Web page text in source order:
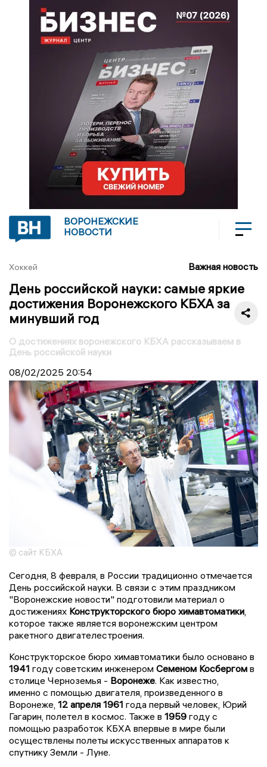
ВОРОНЕЖСКИЕ
НОВОСТИ
Хоккей Важная новость
День российской науки: самые яркие
достижения Воронежского КБХА за
минувший год
О достижениях воронежского КБХА рассказываем в
День российской науки
08/02/2025 20:54
© сайт КБХА
Сегодня, 8 февраля, в России традиционно отмечается
День российской науки. В связи с этим праздником
"Воронежские новости" подготовили материал о
достижениях Конструкторского бюро химавтоматики,
которое также является воронежским центром
ракетного двигателестроения.
Конструкторское бюро химавтоматики было основано в
1941 году советским инженером Семеном Косбергом в
столице Черноземья - Воронеже. Как известно,
именно с помощью двигателя, произведенного в
Воронеже, 12 апреля 1961 года первый человек, Юрий
Гагарин, полетел в космос. Также в 1959 году с
помощью разработок КБХА впервые в мире были
осуществлены полеты искусственных аппаратов к
спутнику Земли - Луне.